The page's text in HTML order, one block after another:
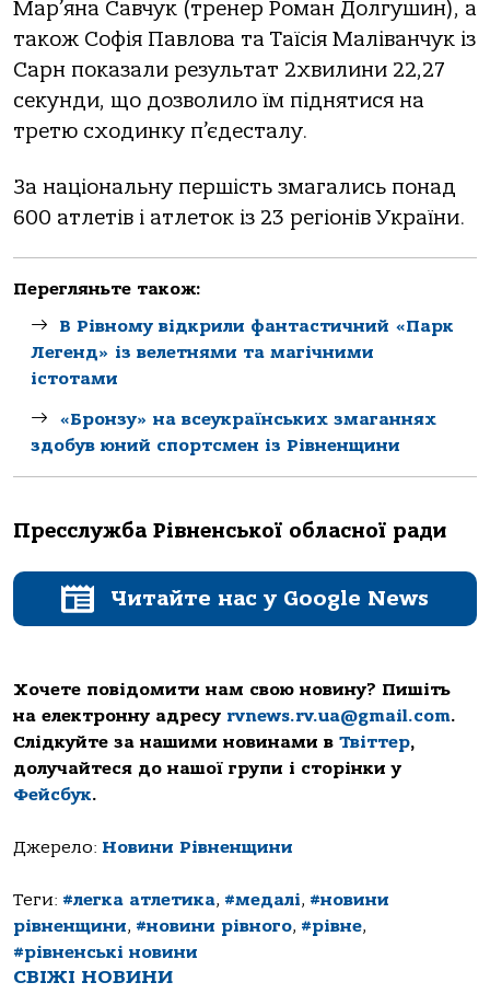
Мар’яна Савчук (тренер Роман Долгушин), а
також Софія Павлова та Таїсія Маліванчук із
Сарн показали результат 2хвилини 22,27
секунди, що дозволило їм піднятися на
третю сходинку п’єдесталу.
За національну першість змагались понад
600 атлетів і атлеток із 23 регіонів України.
Перегляньте також:
В Рівному відкрили фантастичний «Парк
Легенд» із велетнями та магічними
істотами
«Бронзу» на всеукраїнських змаганнях
здобув юний спортсмен із Рівненщини
Пресслужба Рівненської обласної ради
Читайте нас у Google News
Хочете повідомити нам свою новину? Пишіть
на електронну адресу rvnews.rv.ua@gmail.com.
Слідкуйте за нашими новинами в Твіттер,
долучайтеся до нашої групи і сторінки у
Фейсбук.
Джерело: Новини Рівненщини
Теги: #легка атлетика, #медалі, #новини
рівненщини, #новини рівного, #рівне,
#рівненські новини
СВІЖІ НОВИНИ